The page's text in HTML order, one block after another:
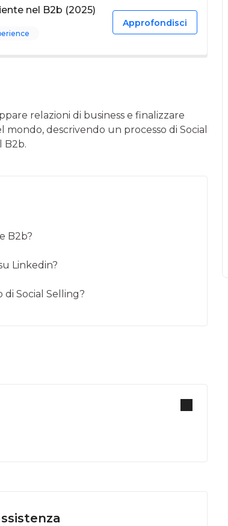
nel B2b (2025)
Approfondisci
relazioni di business e finalizzare
descrivendo un processo di Social
B2b.
B2b?
Linkedin?
di Social Selling?